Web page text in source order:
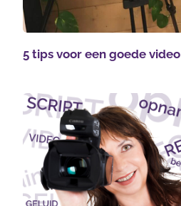
5 tips voor een goede video